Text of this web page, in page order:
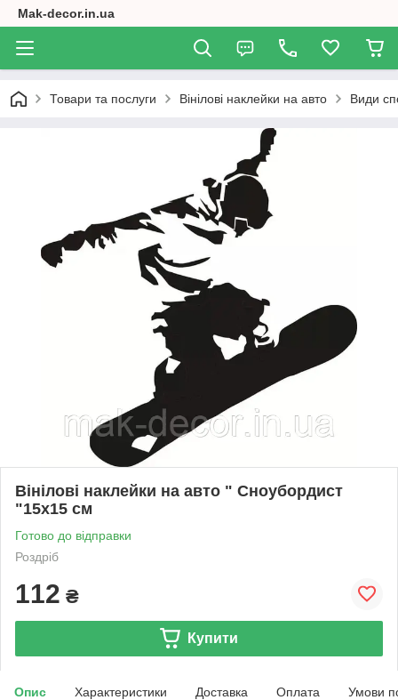
Mak-decor.in.ua
Товари та послуги Вінілові наклейки на авто Види
Вінілові наклейки на авто " Сноубордист
"15х15 см
Готово до відправки
Роздріб
112 ₴
Купити
Опис Характеристики Доставка Оплата Умови